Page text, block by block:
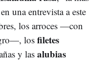
una entrevista a este
los arroces —con
los filetes
y las alubias